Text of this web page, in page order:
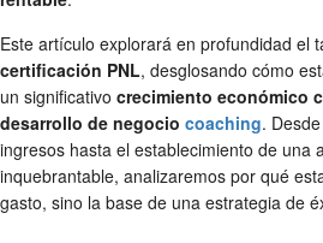
Este artículo explorará en profundidad el
certificación PNL, desglosando cómo
un significativo crecimiento económico
desarrollo de negocio coaching.
ingresos hasta el establecimiento de una
inquebrantable, analizaremos por qué
gasto, sino la base de una estrategia de